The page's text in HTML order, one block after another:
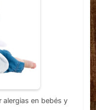
alergias en bebés y